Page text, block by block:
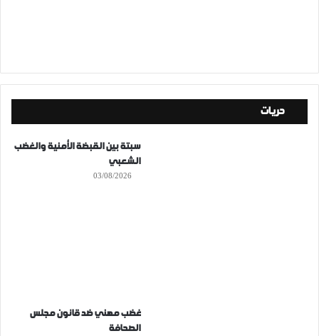
حريات
سبتة بين القبضة الأمنية والغضب
الشعبي
03/08/2026
غضب مهني ضد قانون مجلس
الصحافة